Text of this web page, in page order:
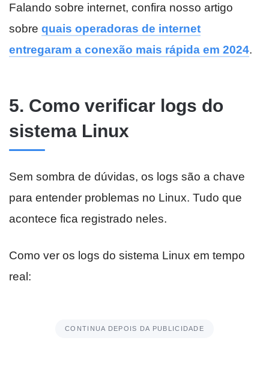
Falando sobre internet, confira nosso artigo
sobre quais operadoras de internet
entregaram a conexão mais rápida em 2024.
5. Como verificar logs do
sistema Linux
Sem sombra de dúvidas, os logs são a chave
para entender problemas no Linux. Tudo que
acontece fica registrado neles.
Como ver os logs do sistema Linux em tempo
real:
CONTINUA DEPOIS DA PUBLICIDADE